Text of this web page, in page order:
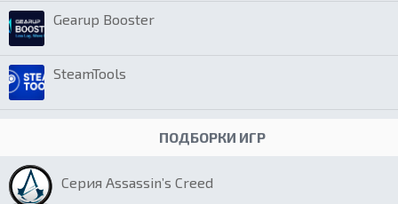
Gearup Booster
SteamTools
ПОДБОРКИ ИГР
Серия Assassin’s Creed